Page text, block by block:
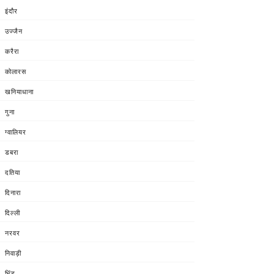
इंदौर
उज्जैन
करैरा
कोलारस
खनियाधाना
गुना
ग्वालियर
डबरा
दतिया
दिनारा
दिल्ली
नरवर
निवाड़ी